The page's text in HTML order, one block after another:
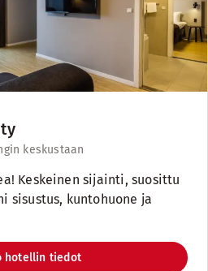
keskustaan
Keskeinen sijainti, suosittu
sisustus, kuntohuone ja
hotellin tiedot